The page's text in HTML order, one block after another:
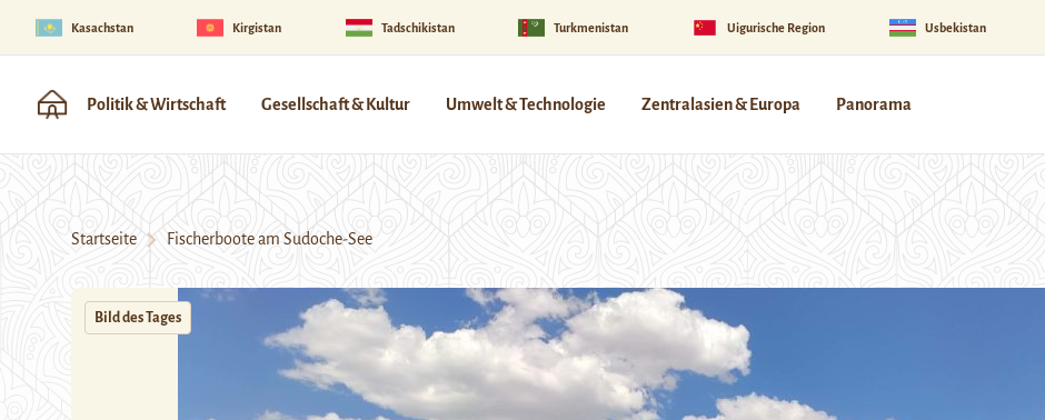
Kasachstan Kirgistan Tadschikistan Turkmenistan Uigurische Region Usbekistan
Politik & Wirtschaft Gesellschaft & Kultur Umwelt & Technologie Zentralasien & Europa Panorama
Startseite Fischerboote am Sudoche-See
Bild des Tages